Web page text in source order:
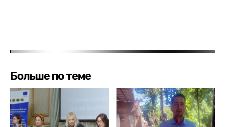
Больше по теме